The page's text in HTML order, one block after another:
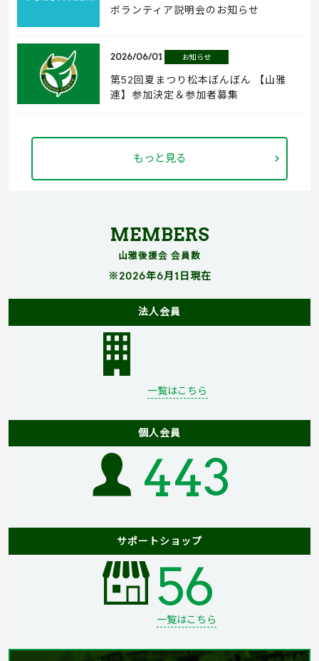
ボランティア説明会のお知らせ
2026/06/01 お知らせ
第52回夏まつり松本ぼんぼん 【山雅
連】参加決定＆参加者募集
もっと見る
MEMBERS
山雅後援会 会員数
※2026年6月1日現在
法人会員
一覧はこちら
個人会員
443
サポートショップ
56
一覧はこちら